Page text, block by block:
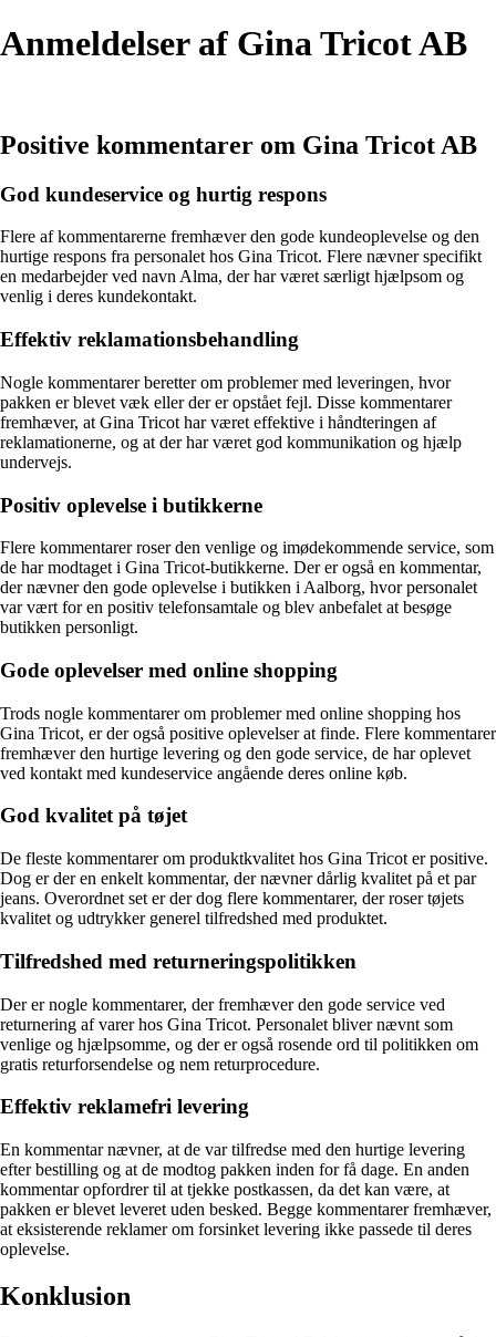
Anmeldelser af Gina Tricot AB
Positive kommentarer om Gina Tricot AB
God kundeservice og hurtig respons
Flere af kommentarerne fremhæver den gode kundeoplevelse og den
hurtige respons fra personalet hos Gina Tricot. Flere nævner specifikt
en medarbejder ved navn Alma, der har været særligt hjælpsom og
venlig i deres kundekontakt.
Effektiv reklamationsbehandling
Nogle kommentarer beretter om problemer med leveringen, hvor
pakken er blevet væk eller der er opstået fejl. Disse kommentarer
fremhæver, at Gina Tricot har været effektive i håndteringen af
reklamationerne, og at der har været god kommunikation og hjælp
undervejs.
Positiv oplevelse i butikkerne
Flere kommentarer roser den venlige og imødekommende service, som
de har modtaget i Gina Tricot-butikkerne. Der er også en kommentar,
der nævner den gode oplevelse i butikken i Aalborg, hvor personalet
var vært for en positiv telefonsamtale og blev anbefalet at besøge
butikken personligt.
Gode oplevelser med online shopping
Trods nogle kommentarer om problemer med online shopping hos
Gina Tricot, er der også positive oplevelser at finde. Flere kommentarer
fremhæver den hurtige levering og den gode service, de har oplevet
ved kontakt med kundeservice angående deres online køb.
God kvalitet på tøjet
De fleste kommentarer om produktkvalitet hos Gina Tricot er positive.
Dog er der en enkelt kommentar, der nævner dårlig kvalitet på et par
jeans. Overordnet set er der dog flere kommentarer, der roser tøjets
kvalitet og udtrykker generel tilfredshed med produktet.
Tilfredshed med returneringspolitikken
Der er nogle kommentarer, der fremhæver den gode service ved
returnering af varer hos Gina Tricot. Personalet bliver nævnt som
venlige og hjælpsomme, og der er også rosende ord til politikken om
gratis returforsendelse og nem returprocedure.
Effektiv reklamefri levering
En kommentar nævner, at de var tilfredse med den hurtige levering
efter bestilling og at de modtog pakken inden for få dage. En anden
kommentar opfordrer til at tjekke postkassen, da det kan være, at
pakken er blevet leveret uden besked. Begge kommentarer fremhæver,
at eksisterende reklamer om forsinket levering ikke passede til deres
oplevelse.
Konklusion